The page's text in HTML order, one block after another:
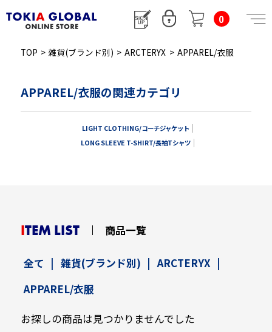
0
TOP > 雑貨(ブランド別) > ARCTERYX > APPAREL/衣服
APPAREL/衣服の関連カテゴリ
LIGHT CLOTHING/コーチジャケット
LONG SLEEVE T-SHIRT/長袖Tシャツ
ITEM LIST 商品一覧
全て | 雑貨(ブランド別) | ARCTERYX |
APPAREL/衣服
お探しの商品は見つかりませんでした